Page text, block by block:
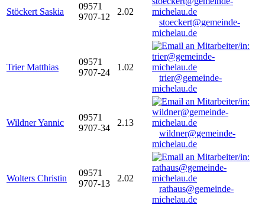
Stöckert Saskia
09571
9707-12
2.02
stoeckert@gemeinde-
michelau.de
Trier Matthias
09571
9707-24
1.02
trier@gemeinde-
michelau.de
Wildner Yannic
09571
9707-34
2.13
wildner@gemeinde-
michelau.de
Wolters Christin
09571
9707-13
2.02
rathaus@gemeinde-
michelau.de